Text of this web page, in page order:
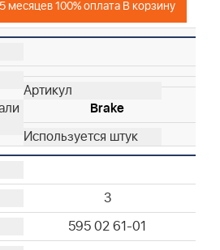
месяцев 100% оплата В корзину
Brake
3
595 02 61-01